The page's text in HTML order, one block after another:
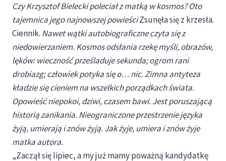
Czy Krzysztof Bielecki poleciał z matką w kosmos? Oto
tajemnica jego najnowszej powieściZsunęła się z krzesła.
Ciennik. Nawet wątki autobiograficzne czyta się z
niedowierzaniem. Kosmos odsłania rzekę myśli, obrazów,
lęków: wieczność prześladuje sekunda; ogrom rani
drobiazg; człowiek potyka się o… nic. Zimna antyteza
kładzie się cieniem na wszelkich porządkach świata.
Opowieść niepokoi, dziwi, czasem bawi. Jest poruszającą
historią zanikania. Nieograniczone przestrzenie języka
żyją, umierają i znów żyją. Jak żyje, umiera i znów żyje
matka autora.
„Zaczął się lipiec, a my już mamy poważną kandydatkę